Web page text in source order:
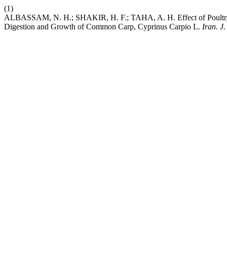
(1)
ALBASSAM, N. H.; SHAKIR, H. F.; TAHA, A. H. Effect of Poultry
Digestion and Growth of Common Carp, Cyprinus Carpio L. Iran.